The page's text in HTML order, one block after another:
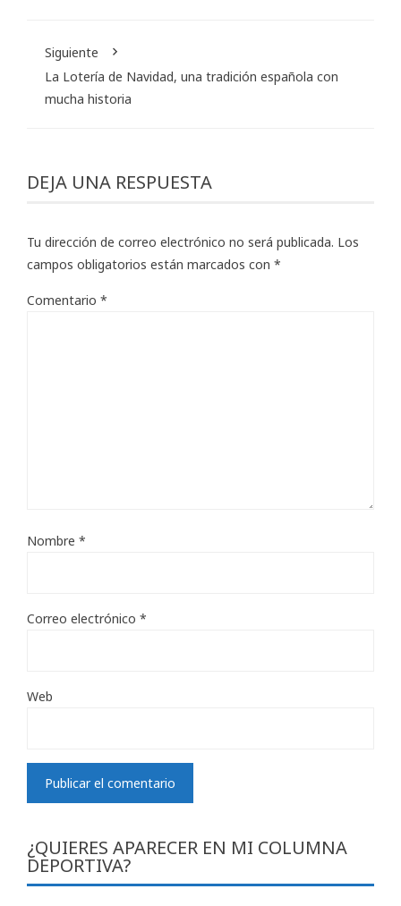
Siguiente
La Lotería de Navidad, una tradición española con
mucha historia
DEJA UNA RESPUESTA
Tu dirección de correo electrónico no será publicada. Los
campos obligatorios están marcados con *
Comentario *
Nombre *
Correo electrónico *
Web
¿QUIERES APARECER EN MI COLUMNA
DEPORTIVA?